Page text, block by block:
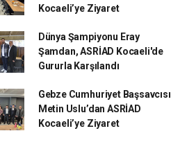
Kocaeli’ye Ziyaret
Dünya Şampiyonu Eray
Şamdan, ASRİAD Kocaeli'de
Gururla Karşılandı
Gebze Cumhuriyet Başsavcısı
Metin Uslu’dan ASRİAD
Kocaeli’ye Ziyaret